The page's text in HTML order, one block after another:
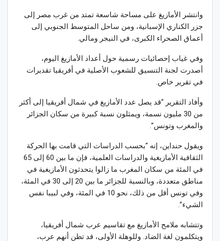
وانتشر الأمازيغ على مساحة شاسعة تمتد من غرب مصر إلى
جزر الكناري الإسبانية، ومن ساحل المتوسط الجنوبي إلى
أعماق الصحراء الكبرى، في النيجر ومالي.
وفي غياب إحصائيات رسمية حول أعداد الأمازيغ اليوم،
أصدرت لجنة التنسيق للشعوب الأصلية في أفريقيا تقديرات
في تقرير خاص.
وأفاد التقرير “قد يصل عدد الأمازيغ في شمال أفريقيا إلى أكثر
من 30 مليون نسمة، ويمثلون نسبة كبيرة من سكان الجزائر
والمغرب وتونس”.
ويقول حنداين، إنه “بحسب الدراسات التي قامت بها الحركة
الثقافية الأمازيغية والدراسات العلمية، فإن ما بين 60 إلى 65
في المئة من سكان المغرب ما زالوا يتحدثون الأمازيغية في
مناطق متعددة، وبالنسبة للجزائر ما بين 20 إلى 30 في المئة،
وفي تونس أقل من ذلك، نحو 10 في المئة، وفي لبيبا نفس
الشيء”.
وتتشابه ملامح الأمازيغ مع تقاسيم عرب شمال أفريقيا،
ويتكلمون لغة الضاد. وللوهلة الأولى، قد تظن أنهم عرب،